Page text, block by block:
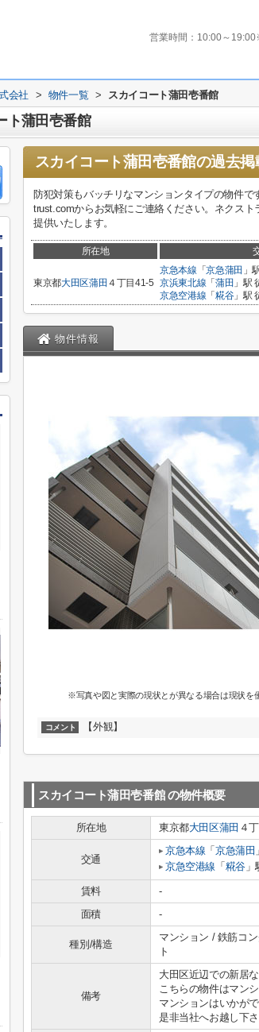
営業時間： 10:00～
会社 > 物件一覧 > スカイコート蒲田壱番館
ト蒲田壱番館
スカイコート蒲田壱番館の過去掲
防犯対策もバッチリなマンションタイプの物件
trust.comからお気軽にご連絡ください。ネクス
提供いたします。
所在地
東京都大田区蒲田 ４丁目41-5
京急本線 「京急蒲田 」
京浜東北線 「 蒲田 」駅
京急空港線 「 糀谷」駅
物件情報
※写真や図と実際の現状とが異なる場合は現状を
コメント 【外観】
スカイコート蒲田壱番館の物件概要
所在地 東京都大田区蒲田 ４
交通
京急本線 「京急蒲田
京急空港線 「 糀谷」
賃料 -
面積
-
種別/構造
マンション / 鉄筋コ
ト
備考
大田区近辺での新居
こちらの物件はマン
マンションはいかが
是非当社へお越し下